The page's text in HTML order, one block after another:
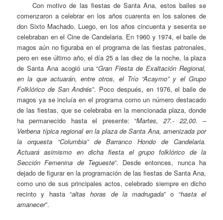
Con motivo de las fiestas de Santa Ana, estos bailes se
comenzaron a celebrar en los años cuarenta en los salones de
don Sixto Machado. Luego, en los años cincuenta y sesenta se
celebraban en el Cine de Candelaria. En 1960 y 1974, el baile de
magos aún no figuraba en el programa de las fiestas patronales,
pero en ese último año, el día 25 a las diez de la noche, la plaza
de Santa Ana acogió una “Gran Fiesta de Exaltación Regional,
en la que actuarán, entre otros, el Trío “Acaymo” y el Grupo
Folklórico de San Andrés”. Poco después, en 1976, el baile de
magos ya se incluía en el programa como un número destacado
de las fiestas, que se celebraba en la mencionada plaza, donde
ha permanecido hasta el presente: “Martes, 27.- 22,00. –
Verbena típica regional en la plaza de Santa Ana, amenizada por
la orquesta “Columbia” de Barranco Hondo de Candelaria.
Actuará asimismo en dicha fiesta el grupo folklórico de la
Sección Femenina de Tegueste”. Desde entonces, nunca ha
dejado de figurar en la programación de las fiestas de Santa Ana,
como uno de sus principales actos, celebrado siempre en dicho
recinto y hasta “altas horas de la madrugada” o “hasta el
amanecer”.